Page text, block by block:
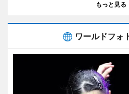
もっと見る
ワールドフォ